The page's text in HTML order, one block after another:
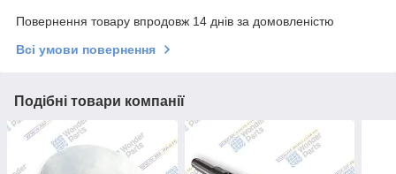
Повернення товару впродовж 14 днів за домовленістю
Всі умови повернення
Подібні товари компанії